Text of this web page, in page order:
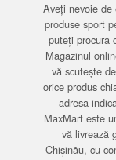
Aveți nevoie de
produse sport
puteți procura
Magazinul
vă scutește
orice produs
adresa
MaxMart este
vă livrează
Chișinău, cu